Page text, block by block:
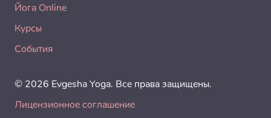
Йога Online
Курсы
События
© 2026 Evgesha Yoga. Все права защищены.
Лицензионное соглашение